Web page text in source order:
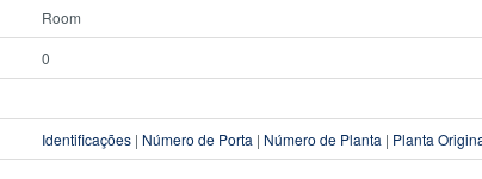
Room
0
Identificações | Número de Porta | Número de Planta | Planta